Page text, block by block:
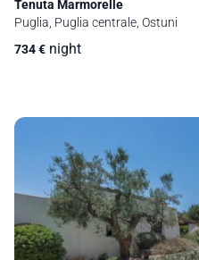
Tenuta Marmorelle
Puglia, Puglia centrale, Ostuni
734€ night